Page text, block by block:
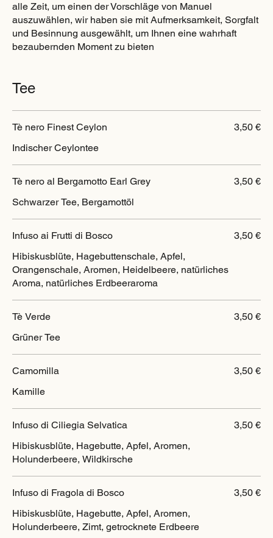
alle Zeit, um einen der Vorschläge von Manuel
auszuwählen, wir haben sie mit Aufmerksamkeit, Sorgfalt
und Besinnung ausgewählt, um Ihnen eine wahrhaft
bezaubernden Moment zu bieten
Tee
Tè nero Finest Ceylon
Indischer Ceylontee
3,50 €
Tè nero al Bergamotto Earl Grey
Schwarzer Tee, Bergamottöl
3,50 €
Infuso ai Frutti di Bosco
Hibiskusblüte, Hagebuttenschale, Apfel,
Orangenschale, Aromen, Heidelbeere, natürliches
Aroma, natürliches Erdbeeraroma
3,50 €
Tè Verde
Grüner Tee
3,50 €
Camomilla
Kamille
3,50 €
Infuso di Ciliegia Selvatica
Hibiskusblüte, Hagebutte, Apfel, Aromen,
Holunderbeere, Wildkirsche
3,50 €
Infuso di Fragola di Bosco
Hibiskusblüte, Hagebutte, Apfel, Aromen,
Holunderbeere, Zimt, getrocknete Erdbeere
3,50 €